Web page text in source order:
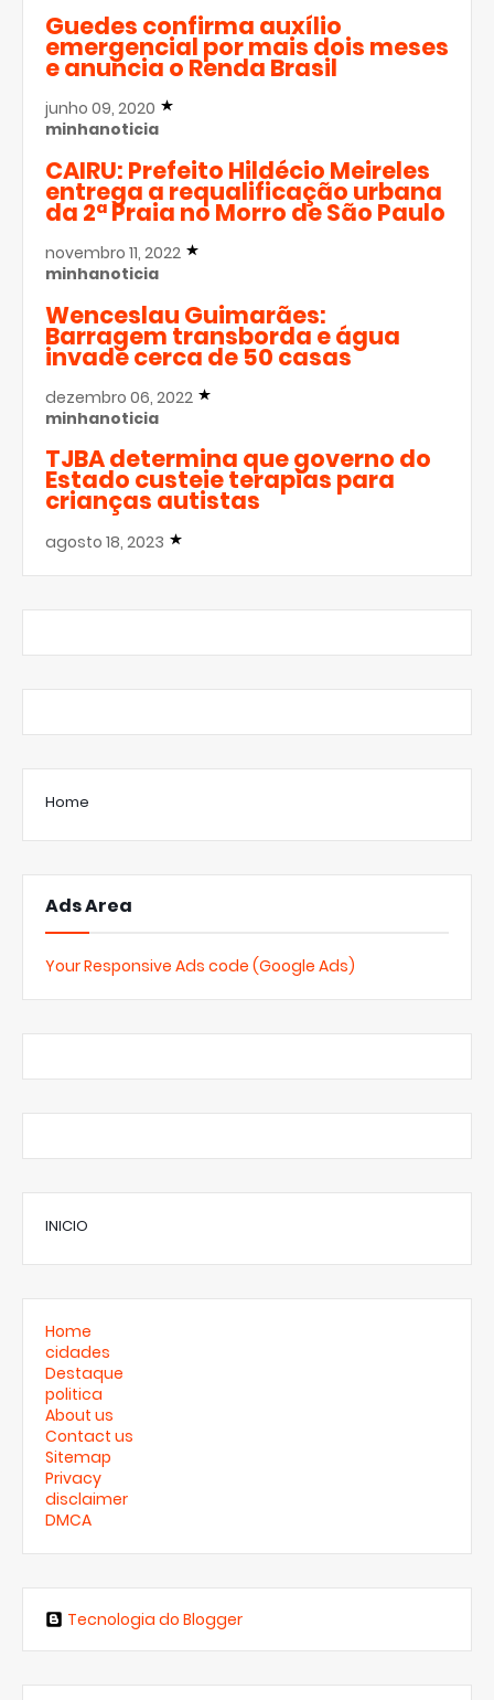
Guedes confirma auxílio
emergencial por mais dois meses
e anuncia o Renda Brasil
junho 09, 2020
minhanoticia
CAIRU: Prefeito Hildécio Meireles
entrega a requalificação urbana
da 2ª Praia no Morro de São Paulo
novembro 11, 2022
minhanoticia
Wenceslau Guimarães:
Barragem transborda e água
invade cerca de 50 casas
dezembro 06, 2022
minhanoticia
TJBA determina que governo do
Estado custeie terapias para
crianças autistas
agosto 18, 2023
Home
Ads Area
Your Responsive Ads code (Google Ads)
INICIO
Home
cidades
Destaque
politica
About us
Contact us
Sitemap
Privacy
disclaimer
DMCA
Tecnologia do Blogger